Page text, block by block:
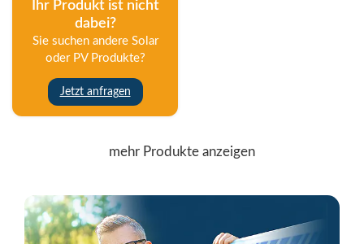
Ihr Produkt ist nicht
dabei?
Sie suchen andere Solar
oder PV Produkte?
Jetzt anfragen
mehr Produkte anzeigen